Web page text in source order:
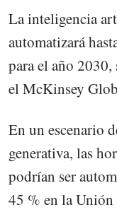
La inteligencia
automatizará
para el año
el McKinsey
En un escenario
generativa, las
podrían ser
45 % en la